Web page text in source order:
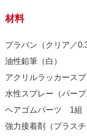
材料
プラバン（クリア／
油性鉛筆（白）
アクリルラッカースプ
水性スプレー（パープ
ヘアゴムパーツ 1組
強力接着剤（プラス